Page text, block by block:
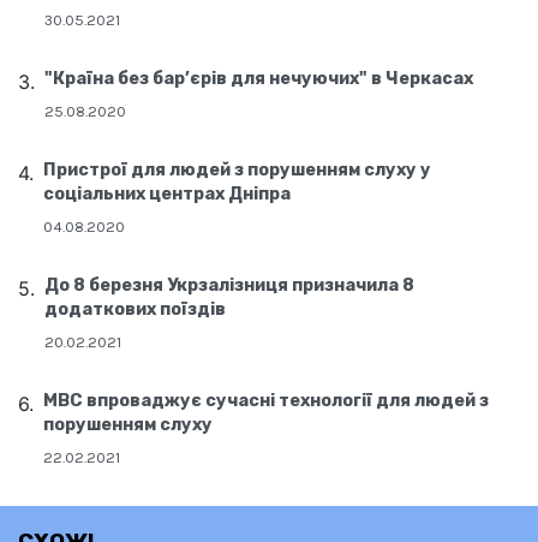
30.05.2021
"Країна без бар’єрів для нечуючих" в Черкасах
25.08.2020
Пристрої для людей з порушенням слуху у
соціальних центрах Дніпра
04.08.2020
До 8 березня Укрзалізниця призначила 8
додаткових поїздів
20.02.2021
МВС впроваджує сучасні технології для людей з
порушенням слуху
22.02.2021